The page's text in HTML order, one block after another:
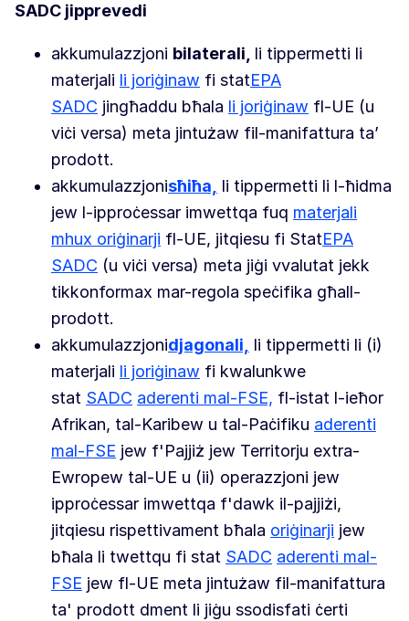
SADC jipprevedi
akkumulazzjoni bilaterali, li tippermetti li
materjali li joriġinaw fi statEPA
SADC jingħaddu bħala li joriġinaw fl-UE (u
viċi versa) meta jintużaw fil-manifattura ta’
prodott.
akkumulazzjonisħiħa, li tippermetti li l-ħidma
jew l-ipproċessar imwettqa fuq materjali
mhux oriġinarji fl-UE, jitqiesu fi StatEPA
SADC (u viċi versa) meta jiġi vvalutat jekk
tikkonformax mar-regola speċifika għall-
prodott.
akkumulazzjonidjagonali, li tippermetti li (i)
materjali li joriġinaw fi kwalunkwe
stat SADC aderenti mal-FSE, fl-istat l-ieħor
Afrikan, tal-Karibew u tal-Paċifiku aderenti
mal-FSE jew f'Pajjiż jew Territorju extra-
Ewropew tal-UE u (ii) operazzjoni jew
ipproċessar imwettqa f'dawk il-pajjiżi,
jitqiesu rispettivament bħala oriġinarji jew
bħala li twettqu fi stat SADC aderenti mal-
FSE jew fl-UE meta jintużaw fil-manifattura
ta' prodott dment li jiġu ssodisfati ċerti